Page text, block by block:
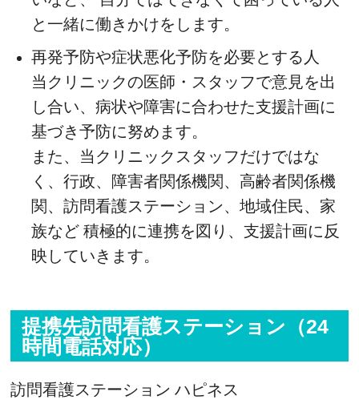
と一緒に働きかけをします。
再発予防や症状悪化予防を必要とする人
当クリニックの医師・スタッフで意見を出
し合い、病状や障害に合わせた支援計画に
基づき予防に努めます。
また、当クリニックスタッフだけではな
く、行政、障害者関係機関、高齢者関係機
関、訪問看護ステーション、地域住民、家
族など 積極的に連携を図り、支援計画に反
映していきます。
提携先訪問看護ステーション（24
時間電話対応）
訪問看護ステーション ハピネス